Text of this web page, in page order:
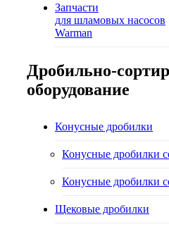
Запчасти
для шламовых насосов
Warman
Дробильно-
оборудование
Конусные дробилки
Конусные дробилки
Конусные дробилки
Щековые дробилки